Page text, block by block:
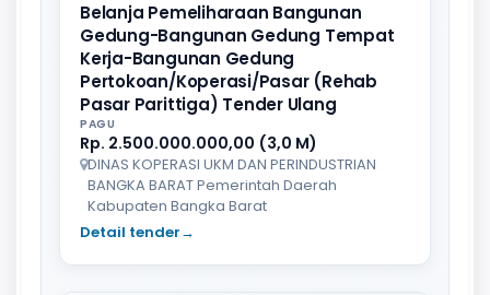
Belanja Pemeliharaan Bangunan
Gedung-Bangunan Gedung Tempat
Kerja-Bangunan Gedung
Pertokoan/Koperasi/Pasar (Rehab
Pasar Parittiga) Tender Ulang
PAGU
Rp. 2.500.000.000,00 (3,0 M)
DINAS KOPERASI UKM DAN PERINDUSTRIAN
BANGKA BARAT Pemerintah Daerah
Kabupaten Bangka Barat
Detail tender→